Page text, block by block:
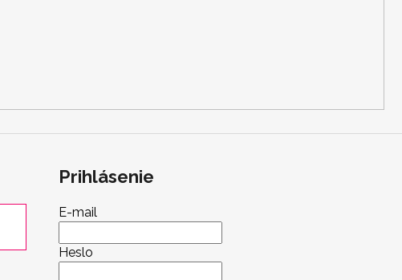
Prihlásenie
E-mail
Heslo